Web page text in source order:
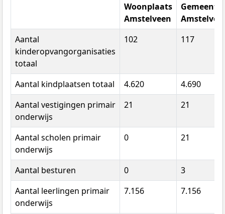
Woonplaats
Amstelveen
Gemeente
Aantal
kinderopvangorganisaties
totaal
102 117
Aantal kindplaatsen totaal 4.620
4.690
Aantal vestigingen primair
onderwijs
21 21
Aantal scholen primair
onderwijs
0 21
Aantal besturen 0
3
Aantal leerlingen primair
onderwijs
7.156 7.156